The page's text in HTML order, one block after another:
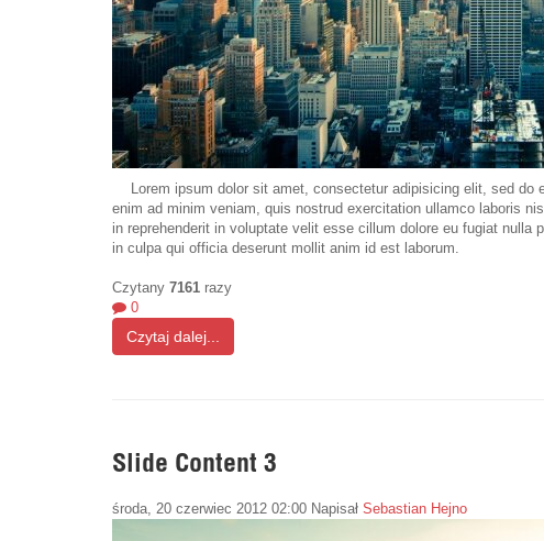
Lorem ipsum dolor sit amet, consectetur adipisicing elit, sed
enim ad minim veniam, quis nostrud exercitation ullamco laboris
in reprehenderit in voluptate velit esse cillum dolore eu fugiat
in culpa qui officia deserunt mollit anim id est laborum.
Czytany 7161 razy
0
Czytaj dalej...
Slide Content 3
środa, 20 czerwiec 2012 02:00 Napisał Sebastian Hejno